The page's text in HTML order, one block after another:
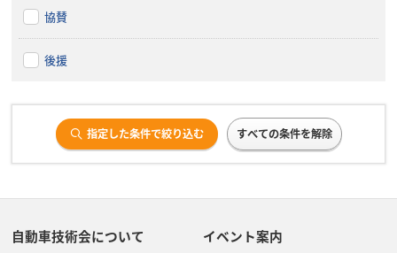
協賛
後援
指定した条件で絞り込む すべての条件を解除
自動車技術会について イベント案内